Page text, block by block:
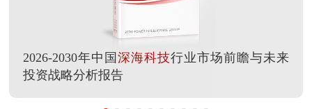
2026-2030年中国 深海科技行业市场前瞻与未来
投资战略分析报告